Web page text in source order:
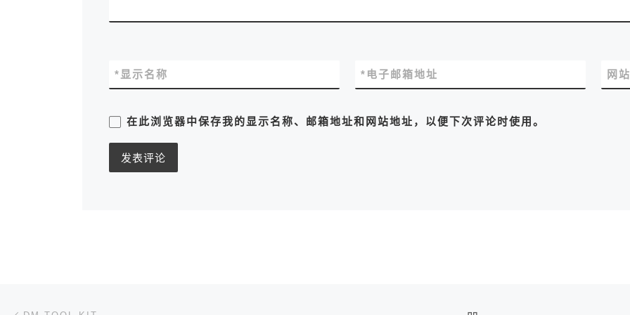
显示名称
* 电子邮箱地址
* 网
在此浏览器中保存我的显示名称、邮箱地址和网站地址，以便下次评论时使用。
文章导航